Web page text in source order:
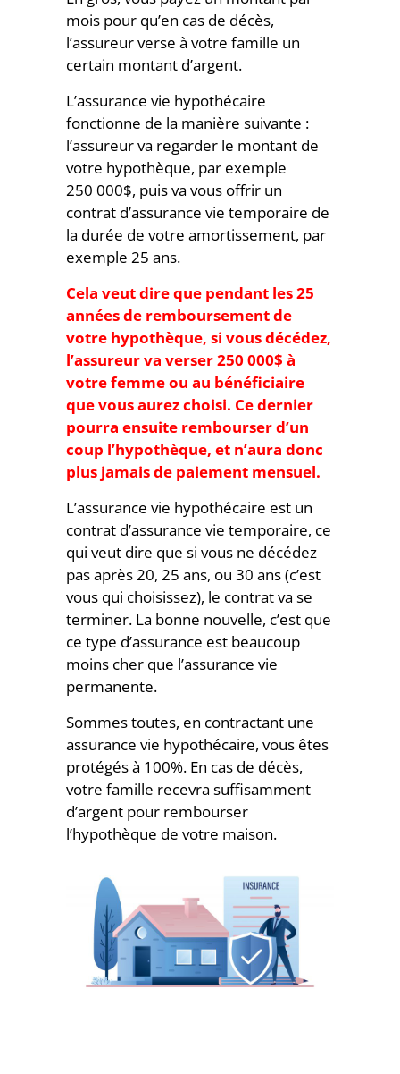
mois pour qu’en cas de décès,
l’assureur verse à votre famille un
certain montant d’argent.
L’assurance vie hypothécaire
fonctionne de la manière suivante :
l’assureur va regarder le montant de
votre hypothèque, par exemple
250 000$, puis va vous offrir un
contrat d’assurance vie temporaire de
la durée de votre amortissement, par
exemple 25 ans.
Cela veut dire que pendant les 25
années de remboursement de
votre hypothèque, si vous décédez,
l’assureur va verser 250 000$ à
votre femme ou au bénéficiaire
que vous aurez choisi. Ce dernier
pourra ensuite rembourser d’un
coup l’hypothèque, et n’aura donc
plus jamais de paiement mensuel.
L’assurance vie hypothécaire est un
contrat d’assurance vie temporaire, ce
qui veut dire que si vous ne décédez
pas après 20, 25 ans, ou 30 ans (c’est
vous qui choisissez), le contrat va se
terminer. La bonne nouvelle, c’est que
ce type d’assurance est beaucoup
moins cher que l’assurance vie
permanente.
Sommes toutes, en contractant une
assurance vie hypothécaire, vous êtes
protégés à 100%. En cas de décès,
votre famille recevra suffisamment
d’argent pour rembourser
l’hypothèque de votre maison.